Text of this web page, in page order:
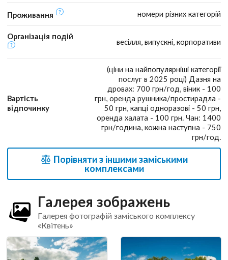
Проживання номери різних категорій
Організація подій
весілля, випускні, корпоративи
Вартість
відпочинку
(ціни на найпопулярніші категорії
послуг в 2025 році) Дазня на
дровах: 700 грн/год, віник - 100
грн, оренда рушника/простирадла -
50 грн, капці одноразові - 50 грн,
оренда халата - 100 грн. Чан: 1400
грн/година, кожна наступна - 750
грн/год.
Порівняти з іншими заміськими
комплексами
Галерея зображень
Галерея фотографій заміського комплексу
«Квітень»